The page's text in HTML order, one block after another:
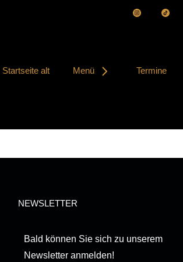
Startseite alt Menü Termine
NEWSLETTER
Bald können Sie sich zu unserem
Newsletter anmelden!